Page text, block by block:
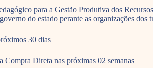
para a Gestão Produtiva dos
do estado perante as organizações dos
30 dias
Direta nas próximas 02 semanas